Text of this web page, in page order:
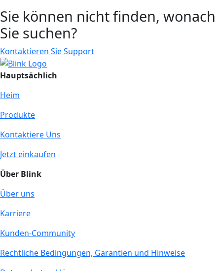
Sie können nicht finden, wonach
Sie suchen?
Kontaktieren Sie Support
Hauptsächlich
Heim
Produkte
Kontaktiere Uns
Jetzt einkaufen
Über Blink
Über uns
Karriere
Kunden-Community
Rechtliche Bedingungen, Garantien und Hinweise